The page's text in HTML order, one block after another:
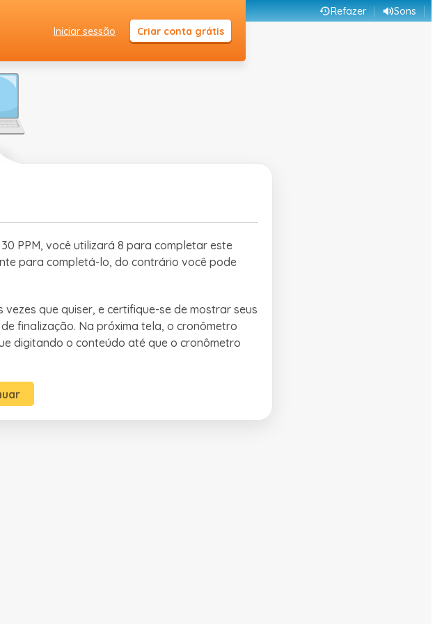
Iniciar sessão Criar conta grátis
Refazer Sons
PPM, você utilizará 8 para completar este
para completá-lo, do contrário você pode
que quiser, e certifique-se de mostrar seus
finalização. Na próxima tela, o cronômetro
digitando o conteúdo até que o cronômetro